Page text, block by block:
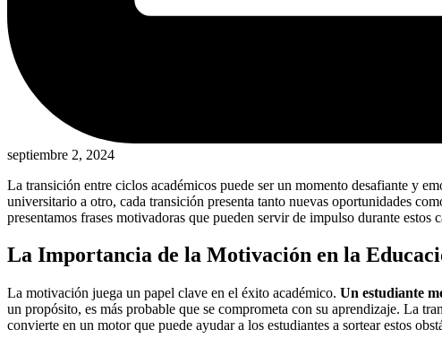
septiembre 2, 2024
La transición entre ciclos académicos puede ser un momento desafiante y
universitario a otro, cada transición presenta tanto nuevas oportunidades
presentamos frases motivadoras que pueden servir de impulso durante
La Importancia de la Motivación en la
La motivación juega un papel clave en el éxito académico. Un estudiante
un propósito, es más probable que se comprometa con su aprendizaje. La
convierte en un motor que puede ayudar a los estudiantes a sortear estos